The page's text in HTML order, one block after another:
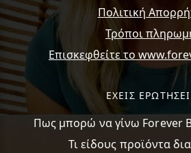
Πολιτική
Τρόποι
Επισκεφθείτε το
ΕΧΕΙΣ
Πως μπορώ να γίνω Forever
Τι είδους προϊόντα